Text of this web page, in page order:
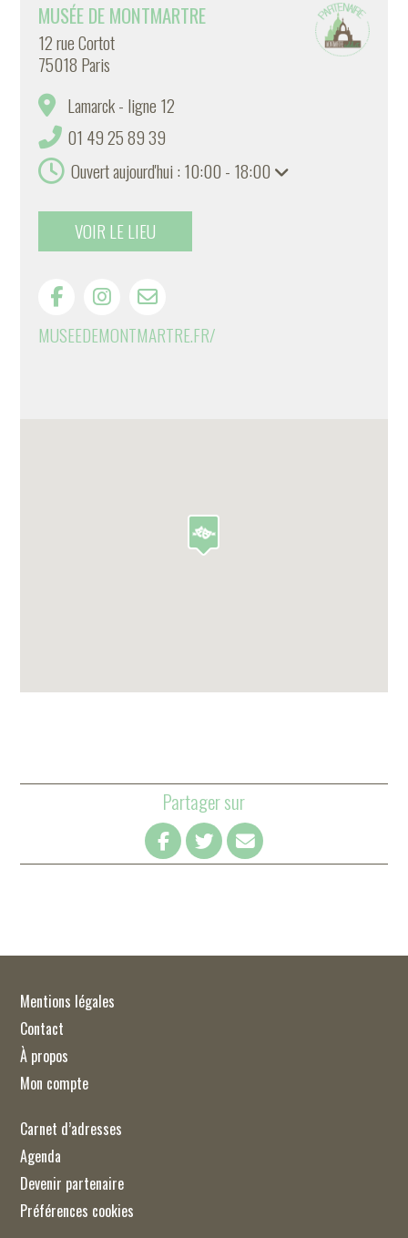
MUSÉE DE MONTMARTRE
12 rue Cortot
75018 Paris
Lamarck - ligne 12
01 49 25 89 39
Ouvert aujourd'hui : 10:00 - 18:00
VOIR LE LIEU
MUSEEDEMONTMARTRE.FR/
Partager sur
Mentions légales
Contact
À propos
Mon compte
Carnet d’adresses
Agenda
Devenir partenaire
Préférences cookies